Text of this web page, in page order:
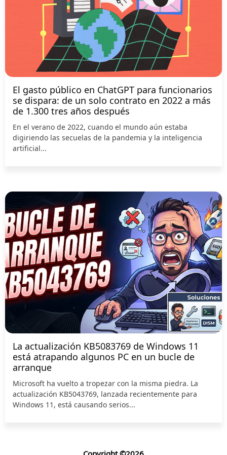
El gasto público en ChatGPT para funcionarios
se dispara: de un solo contrato en 2022 a más
de 1.300 tres años después
En el verano de 2022, cuando el mundo aún estaba
digiriendo las secuelas de la pandemia y la inteligencia
artificial...
La actualización KB5083769 de Windows 11
está atrapando algunos PC en un bucle de
arranque
Microsoft ha vuelto a tropezar con la misma piedra. La
actualización KB5043769, lanzada recientemente para
Windows 11, está causando serios...